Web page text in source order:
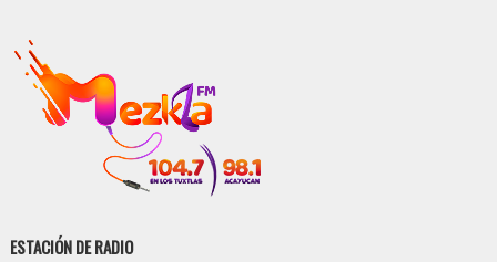
ESTACIÓN DE RADIO